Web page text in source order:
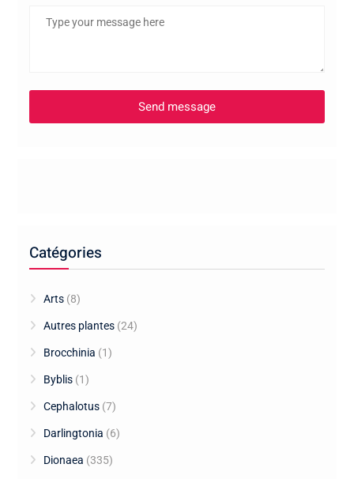
Catégories
Arts (8)
Autres plantes (24)
Brocchinia (1)
Byblis (1)
Cephalotus (7)
Darlingtonia (6)
Dionaea (335)